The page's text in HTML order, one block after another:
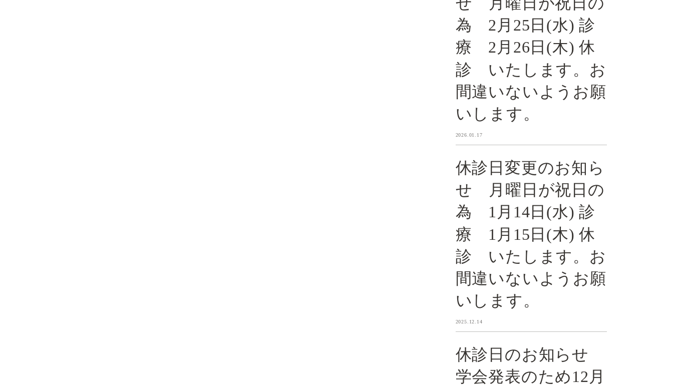
為 2月25日(水) 診
療 2月26日(木) 休
診 いたします。お
間違いないようお願
いします。
2026.01.17
休診日変更のお知ら
せ 月曜日が祝日の
為 1月14日(水) 診
療 1月15日(木) 休
診 いたします。お
間違いないようお願
いします。
2025.12.14
休診日のお知らせ
学会発表のため12月